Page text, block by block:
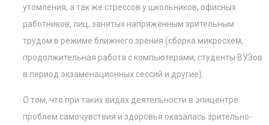
утомления, а так же стрессов у школьников, офисных
работников, лиц, занятых напряжённым зрительным
трудом в режиме ближнего зрения (сборка микросхем,
продолжительная работа с компьютерами, студенты ВУЗов
в период экзаменационных сессий и другие).
О том, что при таких видах деятельности в эпицентре
проблем самочувствия и здоровья оказалась зрительно-